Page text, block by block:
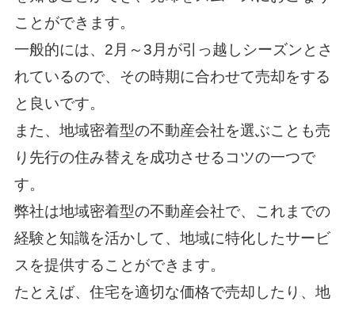
ことができます。
一般的には、2月～3月が引っ越しシーズンとさ
れているので、その時期に合わせて売却をする
と良いです。
また、地域密着型の不動産会社を選ぶことも売
り先行の住み替えを成功させるコツの一つで
す。
弊社は地域密着型の不動産会社で、これまでの
経験と知識を活かして、地域に特化したサービ
スを提供することができます。
たとえば、住宅を適切な価格で売却したり、地